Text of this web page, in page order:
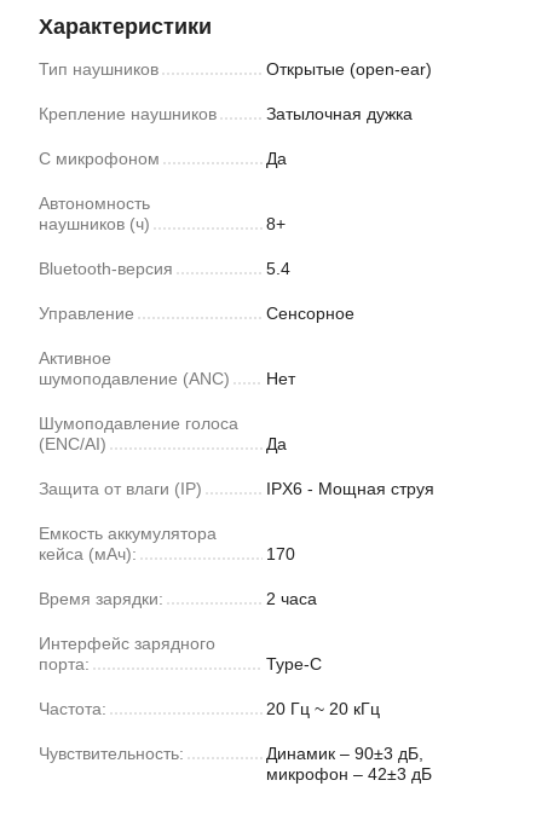
Характеристики
Тип наушников Открытые (open-ear)
Крепление наушников Затылочная дужка
С микрофоном Да
Автономность
наушников (ч)
8+
Bluetooth-версия 5.4
Управление Сенсорное
Активное
шумоподавление (ANC)
Нет
Шумоподавление голоса
(ENC/AI)
Да
Защита от влаги (IP) IPX6 - Мощная струя
Емкость аккумулятора
кейса (мАч):
170
Время зарядки: 2 часа
Интерфейс зарядного
порта:
Type-C
Частота: 20 Гц ~ 20 кГц
Чувствительность:
Динамик – 90±3 дБ,
микрофон – 42±3 дБ